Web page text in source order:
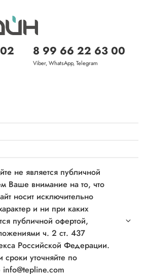
не является публичной
Ваше внимание на то, что
носит исключительно
и ни при каких
публичной офертой,
ч. 2 ст. 437
Российской Федерации.
уточняйте по
info@tepline.com
8 99 66 22 63 00
Viber, WhatsApp, Telegram